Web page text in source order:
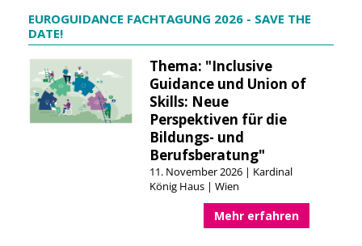
EUROGUIDANCE FACHTAGUNG 2026 - SAVE THE
DATE!
Thema: "Inclusive
Guidance und Union of
Skills: Neue
Perspektiven für die
Bildungs- und
Berufsberatung"
11. November 2026 | Kardinal
König Haus | Wien
Mehr erfahren